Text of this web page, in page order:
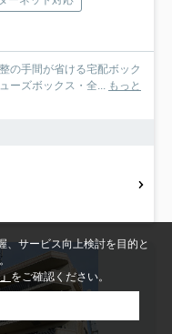
の手間が省ける宅配ボック
ーズボックス・全...
もっと
、サービス向上検討を目的と
をご確認ください。